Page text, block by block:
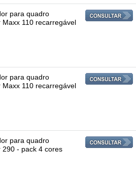
para quadro
Maxx 110 recarregável
para quadro
Maxx 110 recarregável
para quadro
290 - pack 4 cores